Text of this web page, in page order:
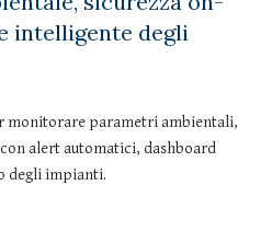
intelligente degli
monitorare parametri ambientali,
alert automatici, dashboard
degli impianti.